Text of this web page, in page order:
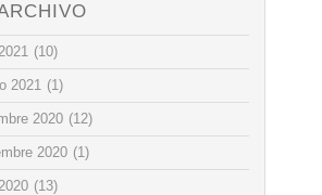
(10)
2021 (1)
2020 (12)
2020 (1)
(13)